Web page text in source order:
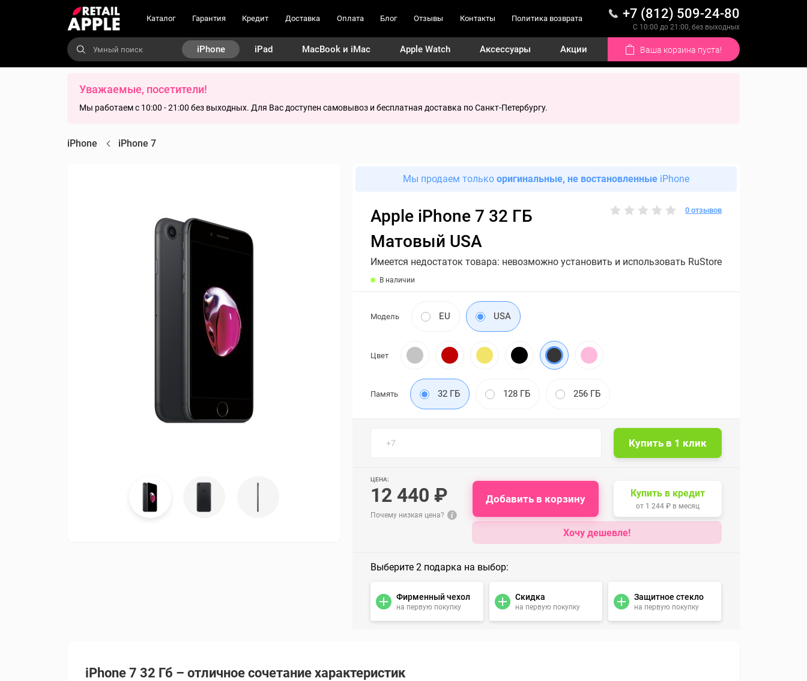
Каталог Гарантия Кредит Доставка Оплата Блог Отзывы Контакты Политика возврата +7 (812) 509-24-80
С 10:00 до 21:00, без выходных
iPhone iPad MacBook и iMac Apple Watch Аксессуары Акции Ваша корзина пуста!
Уважаемые, посетители!
Мы работаем с 10:00 - 21:00 без выходных. Для Вас доступен самовывоз и бесплатная доставка по Санкт-Петербургу.
iPhone iPhone 7
Мы продаем только оригинальные, не востановленные iPhone
Apple iPhone 7 32 ГБ
Матовый USA
0 отзывов
Имеется недостаток товара: невозможно установить и использовать RuStore
В наличии
Модель EU USA
Цвет
Память 32 ГБ 128 ГБ 256 ГБ
ЦЕНА:
12 440 ₽
Почему низкая цена?
Добавить в корзину Купить в кредит
от 1 244 ₽ в месяц
Хочу дешевле!
Выберите 2 подарка на выбор:
Фирменный чехол
на первую покупку
Скидка
на первую покупку
Защитное стекло
на первую покупку
iPhone 7 32 Гб – отличное сочетание характеристик